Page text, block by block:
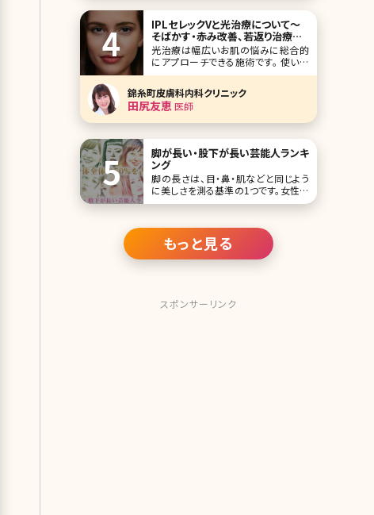
IPLセレックVと光治療について〜
そばかす・赤み改善、若返り治療な
ど多様な効果〜
光治療は幅広いお肌の悩みに総合的
にアプローチできる施術です。 使い方
次第で様々な効果が期待できます。ま
た肝斑がある方は不用意に施術すると
悪化するリスクもあります。光治療とは
どんなものか、効果や受けない方がい
い場合、セレックVという光治療機にフ
療か気になる方は是非
錦糸町皮膚科内科クリニック
田尻友恵 医師
脚が長い・股下が長い芸能人ランキ
ング
脚の長さは、目・鼻・肌などと同じよう
に美しさを測る基準の1つです。女性の
平均的な脚の長さは、身体に対して約
場合、股下が72cmあれば平均値をク
リアできます。この数値よりも長けれ
ば、脚が長く見え、短ければ胴が長く見
えます。 少しでも長く見えるためには脚
もっと見る
スポンサーリンク